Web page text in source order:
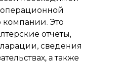
Это
отчёты,
сведения
а также